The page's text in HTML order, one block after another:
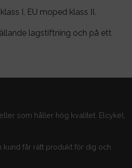
I, EU moped klass II.
lagstiftning och på ett
som håller hög kvalitet. Elcykel,
får rätt produkt för dig och